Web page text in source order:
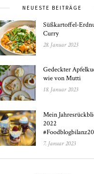
NEUESTE BEITRÄGE
Süßkartoffel-
Curry
28. Januar 2023
Gedeckter
wie von Mutti
18. Januar 2023
Mein
2022
7. Januar 2023